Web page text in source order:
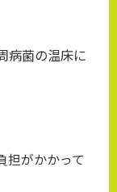
病菌の温床に
担がかかって